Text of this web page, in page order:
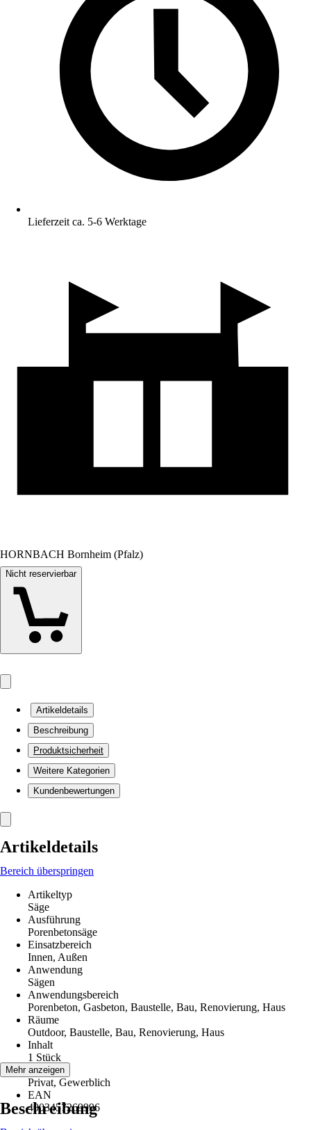
Lieferzeit ca. 5-6 Werktage
HORNBACH Bornheim (Pfalz)
Nicht reservierbar
Artikeldetails
Beschreibung
Produktsicherheit
Weitere Kategorien
Kundenbewertungen
Artikeldetails
Bereich überspringen
Artikeltyp
Säge
Ausführung
Porenbetonsäge
Einsatzbereich
Innen, Außen
Anwendung
Sägen
Anwendungsbereich
Porenbeton, Gasbeton, Baustelle, Bau, Renovierung, Haus
Räume
Outdoor, Baustelle, Bau, Renovierung, Haus
Inhalt
1 Stück
Nutzung
Privat, Gewerblich
EAN
4003457269996
Mehr anzeigen
Beschreibung